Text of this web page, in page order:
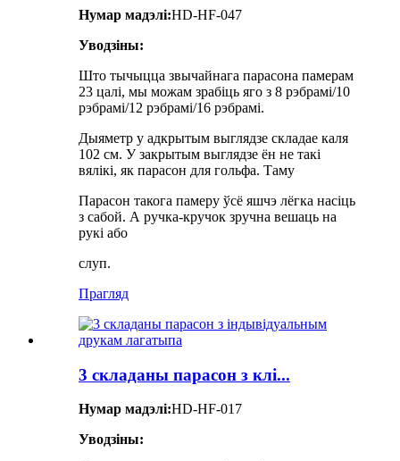
Нумар мадэлі:HD-HF-047
Уводзіны:
Што тычыцца звычайнага парасона памерам
23 цалі, мы можам зрабіць яго з 8 рэбрамі/10
рэбрамі/12 рэбрамі/16 рэбрамі.
Дыяметр у адкрытым выглядзе складае каля
102 см. У закрытым выглядзе ён не такі
вялікі, як парасон для гольфа. Таму
Парасон такога памеру ўсё яшчэ лёгка насіць
з сабой. А ручка-кручок зручна вешаць на
рукі або
слуп.
Прагляд
3 складаны парасон з клі...
Нумар мадэлі:HD-HF-017
Уводзіны: